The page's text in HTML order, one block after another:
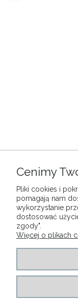
Cenimy
Pliki cookies i
pomagają nam
wykorzystanie
dostosować
zgody".
Więcej o plikach